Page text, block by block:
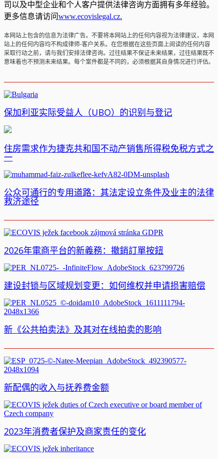
司以及中型企业和个人客户提供法律咨询方面拥有多年经验。
更多信息请访问www.ecovislegal.cz.
本网站上包含的信息为法律广告。不要将本网站上的任何内容视为法律建议，本网
站上的任何内容均不构成律师-客户关系。在您根据在这些页面上阅读的任何内容
采取行动之前，请与我们安排法律咨询。过往结果不保证未来结果，过往结果既不
意味着也不预测未来结果。每个案件都是不同的，必须根据其自身情况进行评估。
保加利亚实际受益人（UBO）的识别与登记
住房需求作为捷克共和国不动产销售所得税免税方式之
一
公众可通行的专用道路：其法定设立条件及业主的法律
救济途径
2026年電商平台的新義務：撤銷訂單按鈕
建设封锁与区域规划变更：如何维权并申请损害赔偿
新《公共拍卖法》及其对在线拍卖的影响
新配偶的收入与抚养费金额
2023年消费者保护及商家责任的变化